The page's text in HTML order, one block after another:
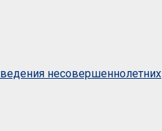
несовершеннолетних